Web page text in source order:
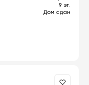
9 эт.
Дом сдан